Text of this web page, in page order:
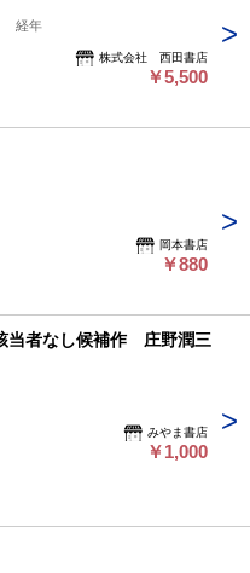
経年
株式会社 西田書店
￥5,500
岡本書店
￥880
者なし候補作 庄野潤三
みやま書店
￥1,000